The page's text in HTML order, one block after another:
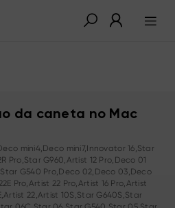
da caneta no Mac
mini4,Deco mini7,Innovator 16,Star
Pro,Star G960,Artist 12 Pro,Deco 01
G540 Pro,Deco 02,Deco 03,Deco
Pro,Artist 22 Pro,Artist 16 Pro,Artist
22,Artist 10S,Star G640S,Star